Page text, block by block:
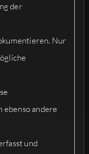
der
Nur
ebenso andere
und